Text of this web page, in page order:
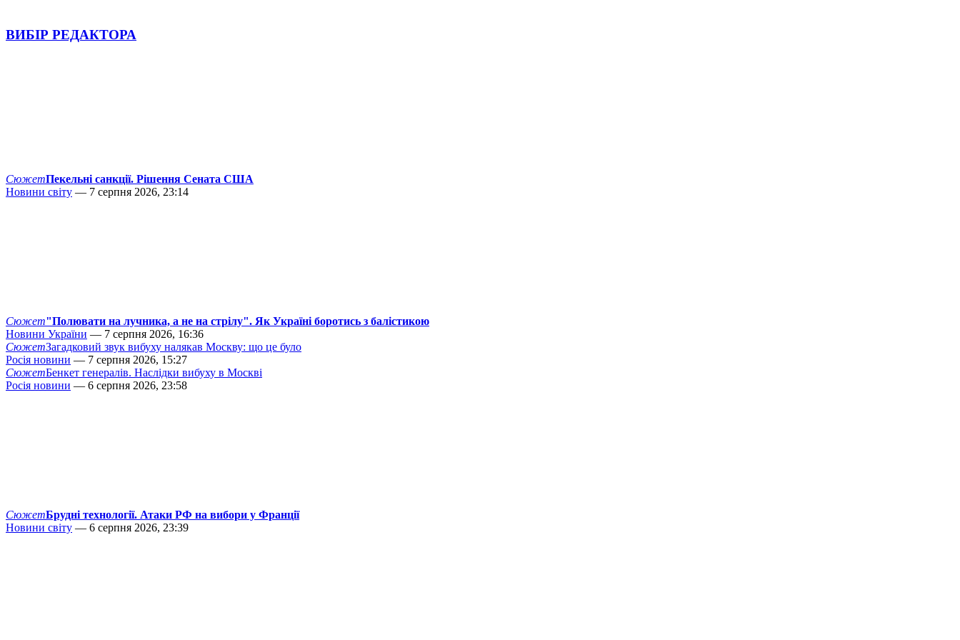
ВИБІР РЕДАКТОРА
СюжетПекельні санкції. Рішення Сената США
Новини світу — 7 серпня 2026, 23:14
Сюжет"Полювати на лучника, а не на стрілу". Як Україні боротись з балістикою
Новини України — 7 серпня 2026, 16:36
СюжетЗагадковий звук вибуху налякав Москву: що це було
Росія новини — 7 серпня 2026, 15:27
СюжетБенкет генералів. Наслідки вибуху в Москві
Росія новини — 6 серпня 2026, 23:58
СюжетБрудні технології. Атаки РФ на вибори у Франції
Новини світу — 6 серпня 2026, 23:39